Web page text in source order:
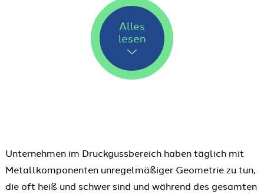
Alles
lesen
Unternehmen im Druckgussbereich haben täglich mit
Metallkomponenten unregelmäßiger Geometrie zu tun,
die oft heiß und schwer sind und während des gesamten